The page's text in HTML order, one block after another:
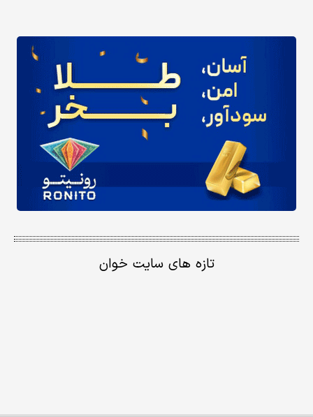
تازه های سایت خوان